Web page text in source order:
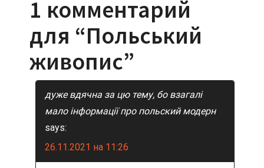
в
и
г
1 комментарий
для “Польський
живопис”
дуже вдячна за цю тему, бо взагалі
мало інформації про польский модерн
says:
26.11.2021 на 11:26